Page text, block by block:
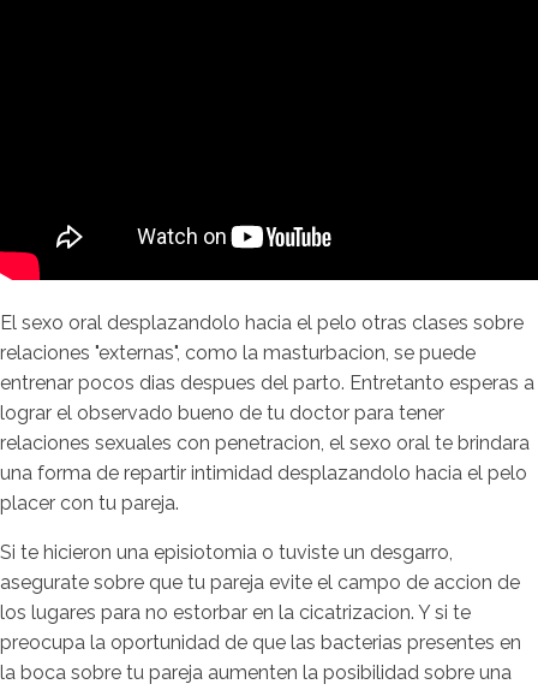
El sexo oral desplazandolo hacia el pelo otras clases sobre
relaciones "externas", como la masturbacion, se puede
entrenar pocos dias despues del parto. Entretanto esperas a
lograr el observado bueno de tu doctor para tener
relaciones sexuales con penetracion, el sexo oral te brindara
una forma de repartir intimidad desplazandolo hacia el pelo
placer con tu pareja.
Si te hicieron una episiotomia o tuviste un desgarro,
asegurate sobre que tu pareja evite el campo de accion de
los lugares para no estorbar en la cicatrizacion. Y si te
preocupa la oportunidad de que las bacterias presentes en
la boca sobre tu pareja aumenten la posibilidad sobre una